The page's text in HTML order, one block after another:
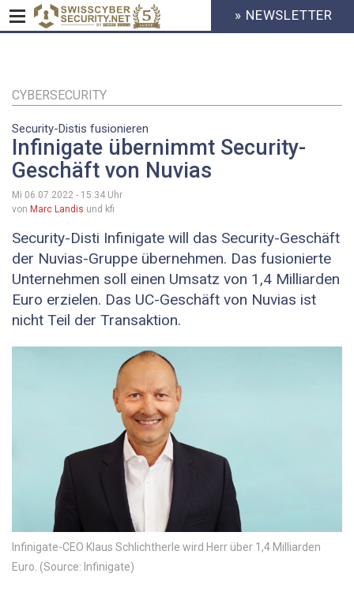
Inhalt
HEADER
MENU
» NEWSLETTER
CYBERSECURITY
Security-Distis fusionieren
Infinigate übernimmt Security-
Geschäft von Nuvias
Mi 06.07.2022 - 15:34 Uhr
von Marc Landis und kfi
Security-Disti Infinigate will das Security-Geschäft
der Nuvias-Gruppe übernehmen. Das fusionierte
Unternehmen soll einen Umsatz von 1,4 Milliarden
Euro erzielen. Das UC-Geschäft von Nuvias ist
nicht Teil der Transaktion.
Infinigate-CEO Klaus Schlichtherle wird Herr über 1,4 Milliarden
Euro. (Source: Infinigate)